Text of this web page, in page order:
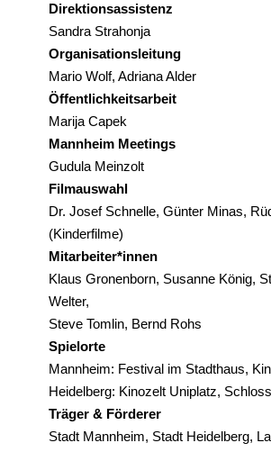
Direktionsassistenz
Sandra Strahonja
Organisationsleitung
Mario Wolf, Adriana Alder
Öffentlichkeitsarbeit
Marija Capek
Mannheim Meetings
Gudula Meinzolt
Filmauswahl
Dr. Josef Schnelle, Günter Minas,
(Kinderfilme)
Mitarbeiter*innen
Klaus Gronenborn, Susanne König,
Welter,
Steve Tomlin, Bernd Rohs
Spielorte
Mannheim: Festival im Stadthaus,
Heidelberg: Kinozelt Uniplatz,
Träger & Förderer
Stadt Mannheim, Stadt Heidelberg,